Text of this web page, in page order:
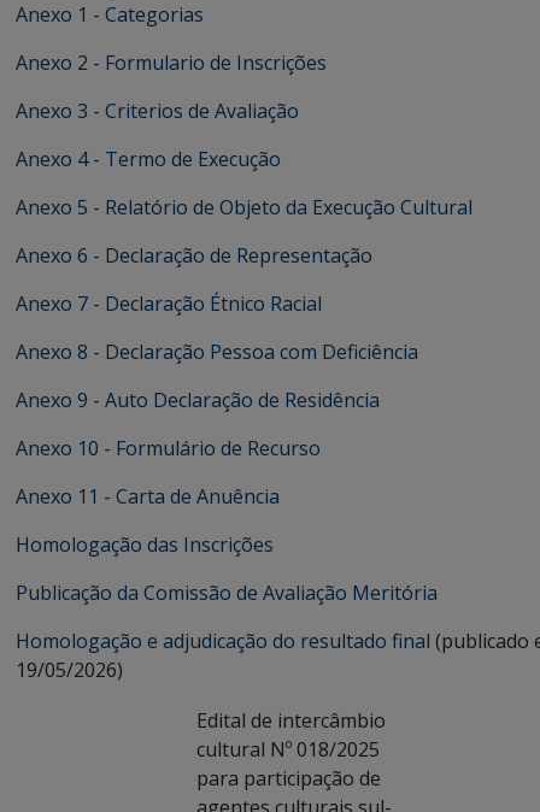
Anexo 1 - Categorias
Anexo 2 - Formulario de Inscrições
Anexo 3 - Criterios de Avaliação
Anexo 4 - Termo de Execução
Anexo 5 - Relatório de Objeto da Execução Cultural
Anexo 6 - Declaração de Representação
Anexo 7 - Declaração Étnico Racial
Anexo 8 - Declaração Pessoa com Deficiência
Anexo 9 - Auto Declaração de Residência
Anexo 10 - Formulário de Recurso
Anexo 11 - Carta de Anuência
Homologação das Inscrições
Publicação da Comissão de Avaliação Meritória
Homologação e adjudicação do resultado final (publicado
19/05/2026)
Edital de intercâmbio
cultural Nº 018/2025
para participação de